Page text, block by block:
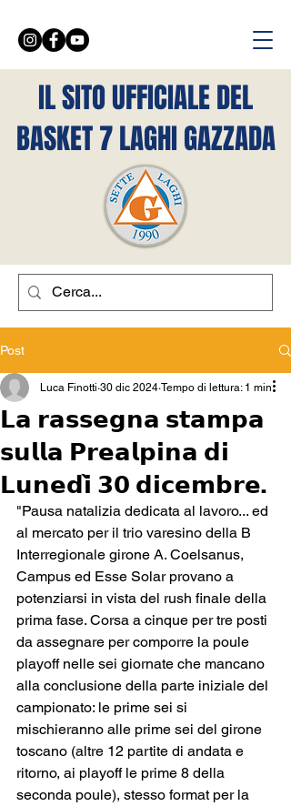
IL SITO UFFICIALE DEL
BASKET 7 LAGHI GAZZADA
Post
𝗟𝗮 𝗿𝗮𝘀𝘀𝗲𝗴𝗻𝗮 𝘀𝘁𝗮𝗺𝗽𝗮
𝘀𝘂𝗹𝗹𝗮 𝗣𝗿𝗲𝗮𝗹𝗽𝗶𝗻𝗮 𝗱𝗶
𝗟𝘂𝗻𝗲𝗱𝗶̀ 𝟯𝟬 𝗱𝗶𝗰𝗲𝗺𝗯𝗿𝗲.
Luca Finotti 30 dic 2024 Tempo di lettura: 1 min
"Pausa natalizia dedicata al lavoro... ed
al mercato per il trio varesino della B
Interregionale girone A. Coelsanus,
Campus ed Esse Solar provano a
potenziarsi in vista del rush finale della
prima fase. Corsa a cinque per tre posti
da assegnare per comporre la poule
playoff nelle sei giornate che mancano
alla conclusione della parte iniziale del
campionato: le prime sei si
mischieranno alle prime sei del girone
toscano (altre 12 partite di andata e
ritorno, ai playoff le prime 8 della
seconda poule), stesso format per la